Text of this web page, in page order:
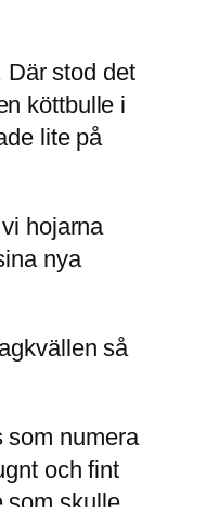
Där stod det
köttbulle i
lite på
hojarna
nya
så
som numera
och fint